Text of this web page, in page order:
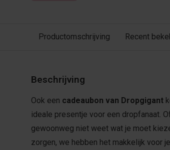
Productomschrijving Recent
Beschrijving
Ook een cadeaubon van Dropgigant
ideale presentje voor een dropfanaat.
gewoonweg niet weet wat je moet
zorgen, we hebben het makkelijk voor